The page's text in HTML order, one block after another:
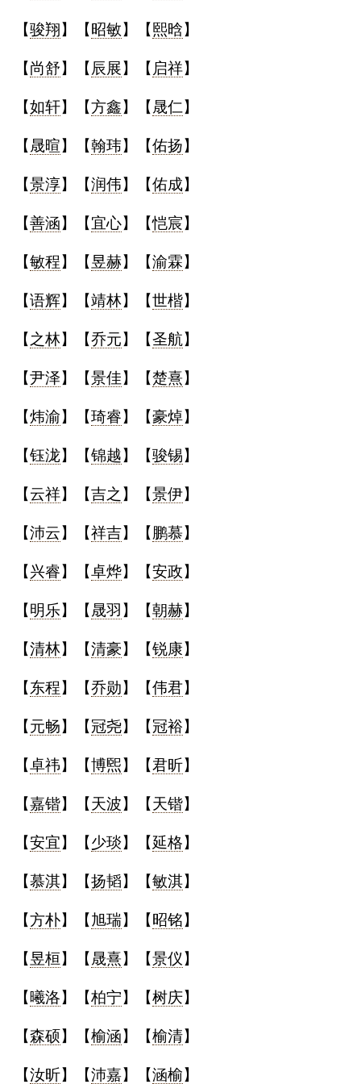
【骏翔】【 昭敏】【熙晗】
【尚舒】【 辰展】【 启祥】
【如轩】【方鑫】【 晟仁】
【 晟暄】【翰玮】【佑扬】
【景淳】【润伟】【佑成】
【善涵】【宜心】【恺宸】
【敏程】【昱赫】【渝霖】
【语辉】【靖林】【世楷】
【 之林】【乔元】【圣航】
【尹泽】【景佳】【楚熹】
【炜渝】【琦睿】【豪焯】
【钰泷】【锦越】【骏锡】
【云祥】【吉之 】【景伊】
【沛云】【祥吉】【鹏慕】
【兴睿】【卓烨】【安政】
【明乐】【 晟羽 】【朝赫】
【清林】【清豪】【锐康】
【东程】【乔勋】【伟君】
【元畅】【冠尧】【冠裕】
【卓祎】【博煕】【君昕】
【嘉锴】【天波】【天锴】
【安宜】【少琰】【延格】
【慕淇】【扬韬】【敏淇】
【方朴】【旭瑞】【 昭铭】
【昱桓】【 晟熹】【景仪】
【 曦洛】【柏宁】【树庆】
【森硕 】【榆涵】【榆清】
【汝昕】【沛嘉】【涵榆】